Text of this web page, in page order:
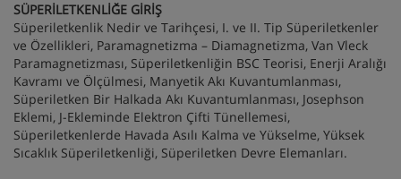
SÜPERİLETKENLİĞE GİRİŞ
Süperiletkenlik Nedir ve Tarihçesi, I. ve II. Tip Süperiletkenler
ve Özellikleri, Paramagnetizma – Diamagnetizma, Van Vleck
Paramagnetizması, Süperiletkenliğin BSC Teorisi, Enerji Aralığı
Kavramı ve Ölçülmesi, Manyetik Akı Kuvantumlanması,
Süperiletken Bir Halkada Akı Kuvantumlanması, Josephson
Eklemi, J-Ekleminde Elektron Çifti Tünellemesi,
Süperiletkenlerde Havada Asılı Kalma ve Yükselme, Yüksek
Sıcaklık Süperiletkenliği, Süperiletken Devre Elemanları.